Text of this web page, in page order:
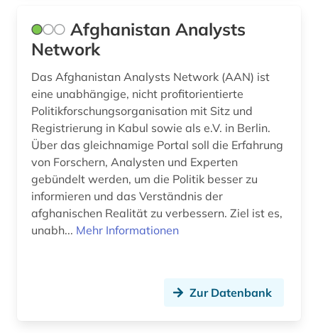
deutschsprachiger raum (1)
diagramm (1)
die @linke (1)
dienstleistung (4)
diplomatie (5)
Afghanistan Analysts
Network
Das Afghanistan Analysts Network (AAN) ist
eine unabhängige, nicht profitorientierte
Politikforschungsorganisation mit Sitz und
Registrierung in Kabul sowie als e.V. in Berlin.
Über das gleichnamige Portal soll die Erfahrung
von Forschern, Analysten und Experten
gebündelt werden, um die Politik besser zu
informieren und das Verständnis der
afghanischen Realität zu verbessern. Ziel ist es,
unabh... Mehr Informationen
Zur Datenbank